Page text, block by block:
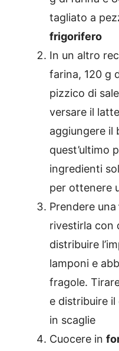
tagliato a
frigorifero
In un altro
farina, 120 g
pizzico di
versare il
aggiungere il
quest’ultimo
ingredienti
per ottenere
Prendere una
rivestirla con
distribuire
lamponi e
fragole.
e distribuire
in scaglie
Cuocere in